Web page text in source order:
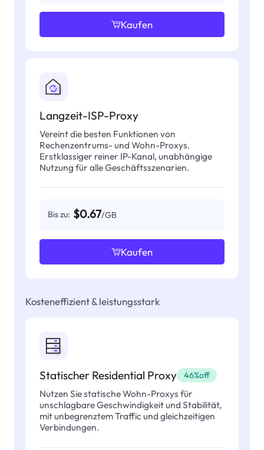
Kaufen
Langzeit-ISP-Proxy
Vereint die besten Funktionen von
Rechenzentrums- und Wohn-Proxys.
Erstklassiger reiner IP-Kanal, unabhängige
Nutzung für alle Geschäftsszenarien.
Bis zu: $0.67/GB
Kaufen
Kosteneffizient & leistungsstark
Statischer Residential Proxy 46%off
Nutzen Sie statische Wohn-Proxys für
unschlagbare Geschwindigkeit und Stabilität,
mit unbegrenztem Traffic und gleichzeitigen
Verbindungen.